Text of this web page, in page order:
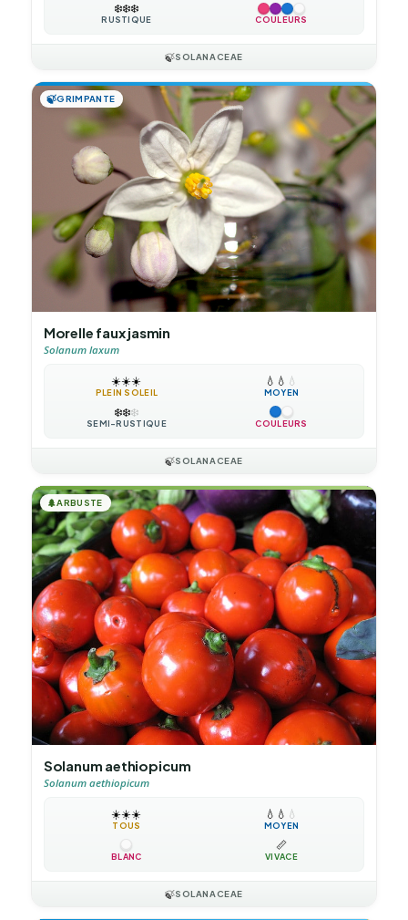
❄️❄️❄️
RUSTIQUE COULEURS
🍃SOLANACEAE
🍃GRIMPANTE
Morelle faux jasmin
Solanum laxum
☀️☀️☀️
PLEIN SOLEIL
💧 💧 💧
MOYEN
❄️❄️❄️
SEMI-RUSTIQUE COULEURS
🍃SOLANACEAE
🌲ARBUSTE
Solanum aethiopicum
Solanum aethiopicum
☀️☀️☀️
TOUS
💧 💧 💧
MOYEN
BLANC
📏
VIVACE
🍃SOLANACEAE